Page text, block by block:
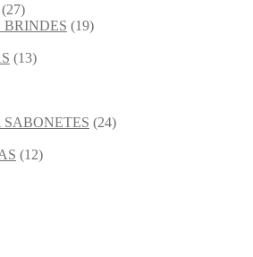
(27)
BRINDES (19)
(13)
(24)
(12)